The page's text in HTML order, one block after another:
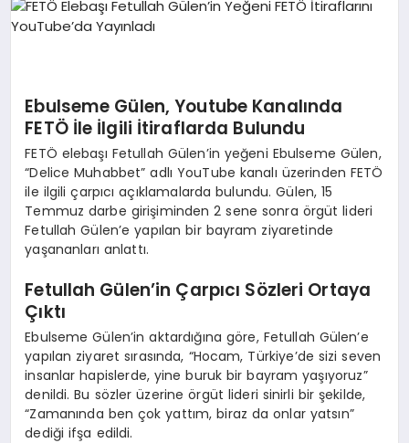
Ebulseme Gülen, Youtube Kanalında
FETÖ İle İlgili İtiraflarda Bulundu
FETÖ elebaşı Fetullah Gülen’in yeğeni Ebulseme Gülen,
“Delice Muhabbet” adlı YouTube kanalı üzerinden FETÖ
ile ilgili çarpıcı açıklamalarda bulundu. Gülen, 15
Temmuz darbe girişiminden 2 sene sonra örgüt lideri
Fetullah Gülen’e yapılan bir bayram ziyaretinde
yaşananları anlattı.
Fetullah Gülen’in Çarpıcı Sözleri Ortaya
Çıktı
Ebulseme Gülen’in aktardığına göre, Fetullah Gülen’e
yapılan ziyaret sırasında, “Hocam, Türkiye’de sizi seven
insanlar hapislerde, yine buruk bir bayram yaşıyoruz”
denildi. Bu sözler üzerine örgüt lideri sinirli bir şekilde,
“Zamanında ben çok yattım, biraz da onlar yatsın”
dediği ifşa edildi.